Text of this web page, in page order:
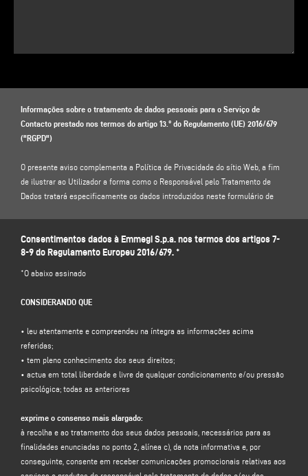
Informações sobre o tratamento de dados pessoais para o Serviço de
Contacto prestado nos termos do artigo 13.º do Regulamento (UE) 2016/679
("RGPD")
O presente aviso complementa a Política de Privacidade do sítio Web, a fim
de ilustrar ao Utilizador a forma como o Responsável pelo Tratamento de
Dados tratará especificamente os dados introduzidos neste formulário de
1. RESPONSÁVEL PELO TRATAMENTO DE DADOS E RESPONSÁVEL PELA
PROTEÇÃO DE DADOS
representante legal pro tempore, com sede social em Via Archimede, 10 -
01978870366.
Responsável pela proteção de dados (RPD): Dr. Donato Eugenio Caccavella,
endereço eletrónico:
dpo.voilap@amicadpo.eu
2. DADOS PESSOAIS TRATADOS, FINALIDADE DO TRATAMENTO E BASE
O Responsável pelo Tratamento tratará os seus dados pessoais de
identificação e de contacto (tais como: nome, apelido, nome da empresa,
endereço, cidade, código postal, província, estado, endereço de correio
eletrónico, número de telefone) diretamente fornecidos por si ao preencher o
formulário de recolha de dados na secção "
CONTACTOS"
no sítio Web do
Consentimentos dados à Emmegi S.p.a. nos termos dos artigos 7-
8-9 do Regulamento Europeu 2016/679. *
*O abaixo assinado
CONSIDERANDO QUE
• leu atentamente e compreendeu na íntegra as informações acima
referidas;
• tem pleno conhecimento dos seus direitos;
• actua em total liberdade e livre de qualquer condicionamento e/ou pressão
psicológica; todas as anteriores
exprime o consenso mais alargado:
à recolha e ao tratamento dos seus dados pessoais, necessários para as
finalidades enunciadas no ponto 2, alínea c), da nota informativa e, por
conseguinte, consente em receber comunicações promocionais relativas aos